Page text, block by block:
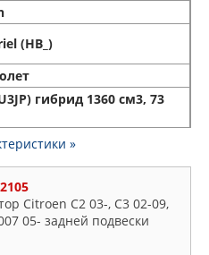
(HB_)
гибрид 1360 см3, 73
»
Citroen C2 03-, C3 02-09,
05- задней подвески